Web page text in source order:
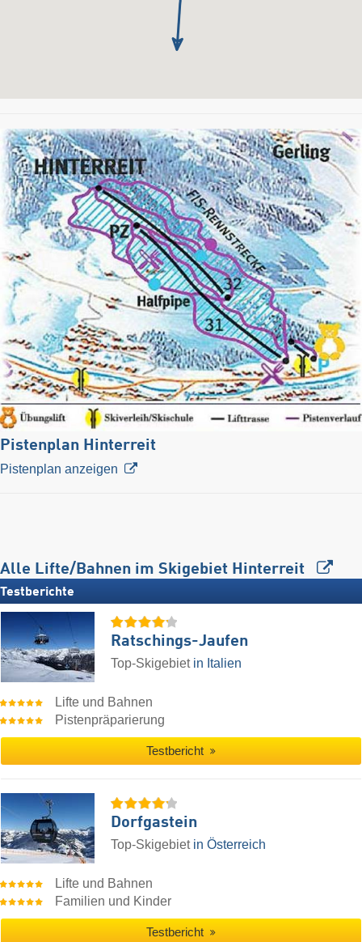
Pistenplan Hinterreit
Pistenplan anzeigen
Alle Lifte/Bahnen im Skigebiet Hinterreit
Testberichte
Ratschings-Jaufen
Top-Skigebiet in Italien
Lifte und Bahnen
Pistenpräparierung
Testbericht
Dorfgastein
Top-Skigebiet in Österreich
Lifte und Bahnen
Familien und Kinder
Testbericht